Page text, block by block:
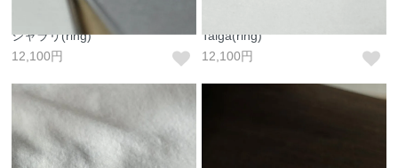
シャラリ(ring)
12,100円
Taiga(ring)
12,100円